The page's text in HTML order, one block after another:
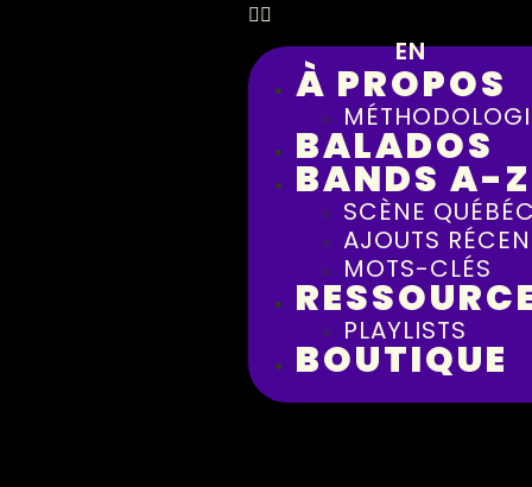
EN
À PROPOS
BALADOS
BANDS A-Z
SCÈNE
AJOUTS
MOTS-CLÉS
PLAYLISTS
BOUTIQUE